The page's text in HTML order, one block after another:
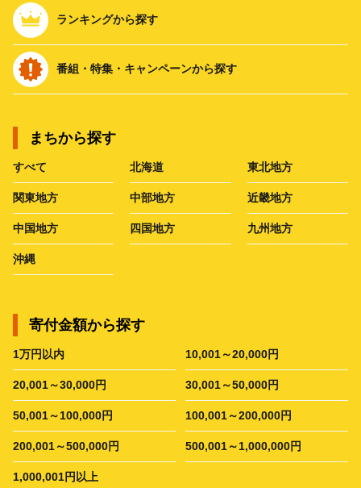
ランキングから探す
番組・特集・キャンペーンから探す
まちから探す
すべて 北海道 東北地方
関東地方 中部地方 近畿地方
中国地方 四国地方 九州地方
沖縄
寄付金額から探す
1万円以内 10,001～20,000円
20,001～30,000円 30,001～50,000円
50,001～100,000円 100,001～200,000円
200,001～500,000円 500,001～1,000,000円
1,000,001円以上